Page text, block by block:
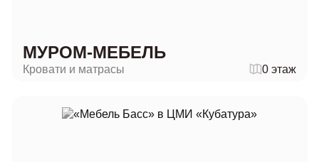
МУРОМ-МЕБЕЛЬ
Кровати и матрасы 0 этаж